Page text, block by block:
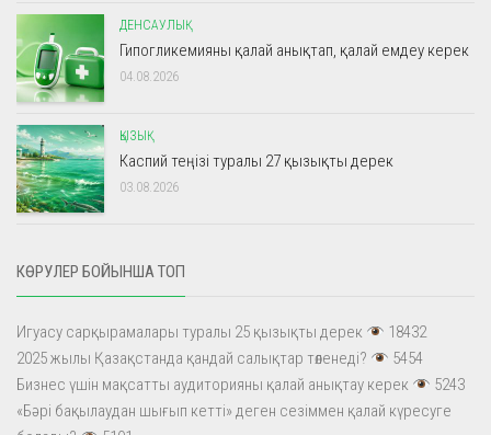
ДЕНСАУЛЫҚ
Гипогликемияны қалай анықтап, қалай емдеу керек
04.08.2026
ҚЫЗЫҚ
Каспий теңізі туралы 27 қызықты дерек
03.08.2026
КӨРУЛЕР БОЙЫНША ТОП
Игуасу сарқырамалары туралы 25 қызықты дерек
18432
2025 жылы Қазақстанда қандай салықтар төленеді?
5454
Бизнес үшін мақсатты аудиторияны қалай анықтау керек
5243
«Бәрі бақылаудан шығып кетті» деген сезіммен қалай күресуге